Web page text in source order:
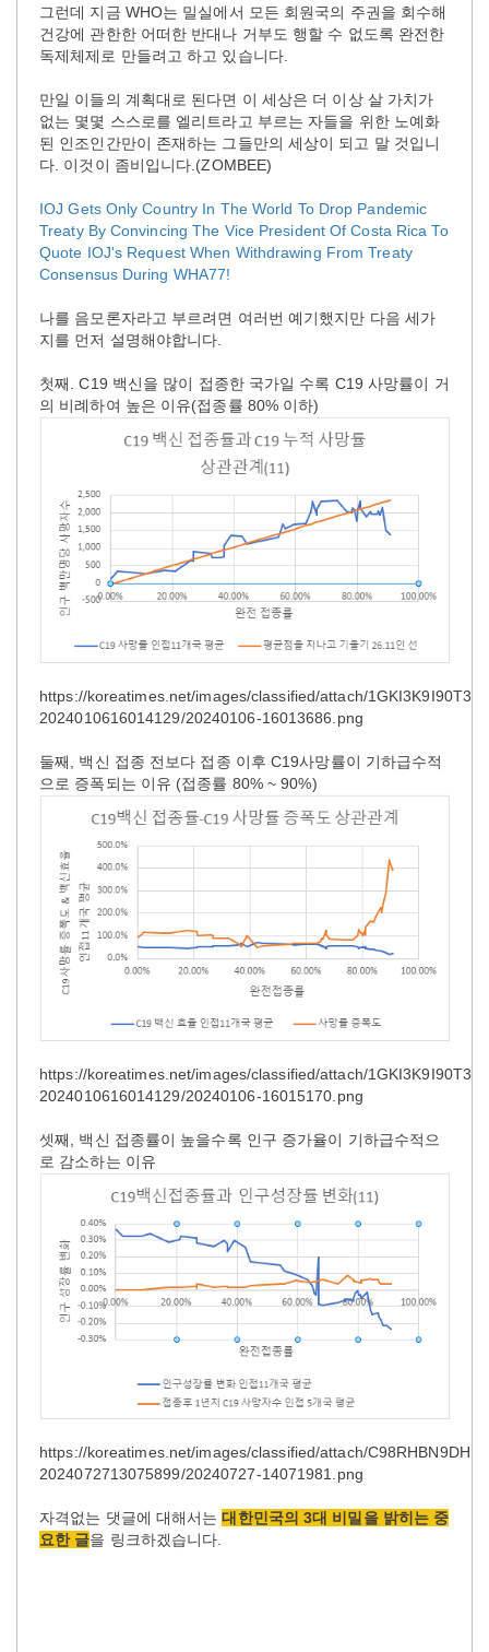
그런데 지금 WHO는 밀실에서 모든 회원국의 주권을 회수해
건강에 관한한 어떠한 반대나 거부도 행할 수 없도록 완전한
독제체제로 만들려고 하고 있습니다.
만일 이들의 계획대로 된다면 이 세상은 더 이상 살 가치가
없는 몇몇 스스로를 엘리트라고 부르는 자들을 위한 노예화
된 인조인간만이 존재하는 그들만의 세상이 되고 말 것입니
다. 이것이 좀비입니다.(ZOMBEE)
IOJ Gets Only Country In The World To Drop Pandemic
Treaty By Convincing The Vice President Of Costa Rica To
Quote IOJ's Request When Withdrawing From Treaty
Consensus During WHA77!
나를 음모론자라고 부르려면 여러번 예기했지만 다음 세가
지를 먼저 설명해야합니다.
첫째. C19 백신을 많이 접종한 국가일 수록 C19 사망률이 거
의 비례하여 높은 이유(접종률 80% 이하)
https://koreatimes.net/images/classified/attach/
2024010616014129/20240106-16013686.png
둘째, 백신 접종 전보다 접종 이후 C19사망률이 기하급수적
으로 증폭되는 이유 (접종률 80% ~ 90%)
https://koreatimes.net/images/classified/attach/
2024010616014129/20240106-16015170.png
셋째, 백신 접종률이 높을수록 인구 증가율이 기하급수적으
로 감소하는 이유
https://koreatimes.net/images/classified/attach/
2024072713075899/20240727-14071981.png
자격없는 댓글에 대해서는대한민국의 3대 비밀을 밝히는 중
요한 글을 링크하겠습니다.